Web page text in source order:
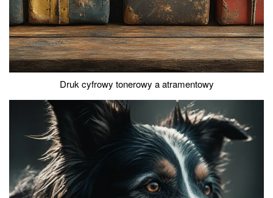
Druk cyfrowy tonerowy a atramentowy